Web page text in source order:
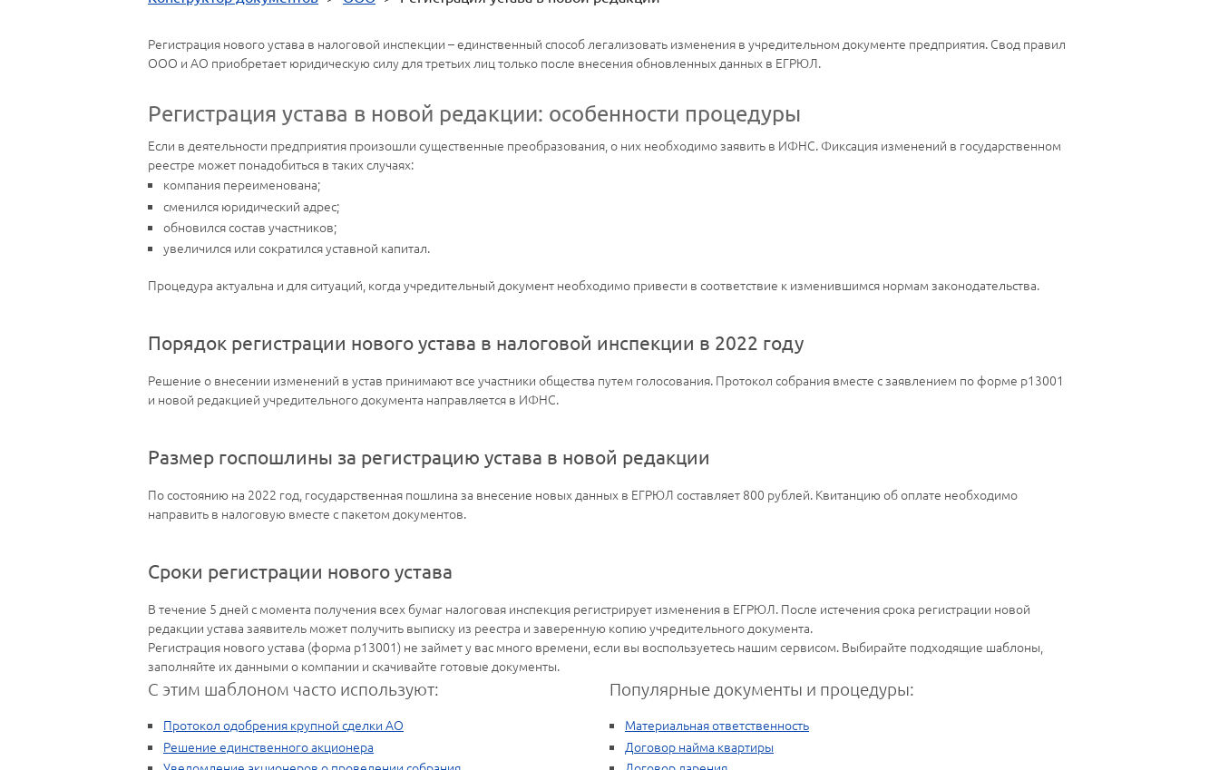
Регистрация нового устава в налоговой инспекции – единственный способ легализовать изменения в учредительном документе предприятия. Свод правил
ООО и АО приобретает юридическую силу для третьих лиц только после внесения обновленных данных в ЕГРЮЛ.
Регистрация устава в новой редакции: особенности процедуры
Если в деятельности предприятия произошли существенные преобразования, о них необходимо заявить в ИФНС. Фиксация изменений в государственном
реестре может понадобиться в таких случаях:
компания переименована;
сменился юридический адрес;
обновился состав участников;
увеличился или сократился уставной капитал.
Процедура актуальна и для ситуаций, когда учредительный документ необходимо привести в соответствие к изменившимся нормам законодательства.
Порядок регистрации нового устава в налоговой инспекции в 2022 году
Решение о внесении изменений в устав принимают все участники общества путем голосования. Протокол собрания вместе с заявлением по форме р13001
и новой редакцией учредительного документа направляется в ИФНС.
Размер госпошлины за регистрацию устава в новой редакции
По состоянию на 2022 год, государственная пошлина за внесение новых данных в ЕГРЮЛ составляет 800 рублей. Квитанцию об оплате необходимо
направить в налоговую вместе с пакетом документов.
Сроки регистрации нового устава
В течение 5 дней с момента получения всех бумаг налоговая инспекция регистрирует изменения в ЕГРЮЛ. После истечения срока регистрации новой
редакции устава заявитель может получить выписку из реестра и заверенную копию учредительного документа.
Регистрация нового устава (форма р13001) не займет у вас много времени, если вы воспользуетесь нашим сервисом. Выбирайте подходящие шаблоны,
заполняйте их данными о компании и скачивайте готовые документы.
С этим шаблоном часто используют:
Протокол одобрения крупной сделки АО
Решение единственного акционера
Популярные документы и процедуры:
Материальная ответственность
Договор найма квартиры